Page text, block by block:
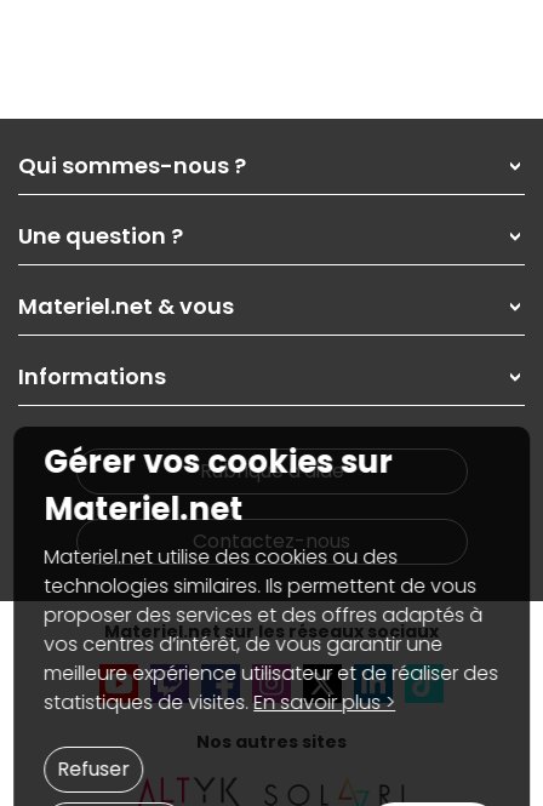
Qui sommes-nous ?
Nos services
Les magasins Materiel.net
Nos solutions pour les pros
Contactez-nous
Une question ?
Paiement, livraison
Garanties,Pack Zen
SAV, demander un retour
Informations
Materiel.net & vous
On rachète votre carte graphique
PC sur mesure : Votre RDV personnalisé
Notre démarche écologique
Materiel.net recrute
Notre programme d'affiliation
Partenariat & Sponsoring
Informations
Plan du site
Nos marques
Conditions générales de vente
Marketplace
Informations légales
Données personnellesetcookies
Gérer vos cookies
Accessibilité : non conforme
Rubrique d'aide
Contactez-nous
Materiel.net sur les réseaux sociaux
Nos autres sites
Gérer vos cookies sur
Materiel.net
Materiel.net utilise des cookies ou des
technologies similaires. Ils permettent de vous
proposer des services et des offres adaptés à
vos centres d’intérêt, de vous garantir une
meilleure expérience utilisateur et de réaliser des
statistiques de visites.En savoir plus >
Refuser